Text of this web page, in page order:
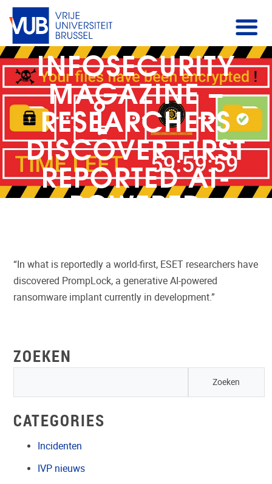
INFOSECURITY
MAGAZINE –
RESEARCHERS
DISCOVER FIRST
REPORTED AI-
POWERED
“In what is reportedly a world-first, ESET researchers have
discovered PrompLock, a generative AI-powered
ransomware implant currently in development.”
ZOEKEN
CATEGORIES
Incidenten
IVP nieuws